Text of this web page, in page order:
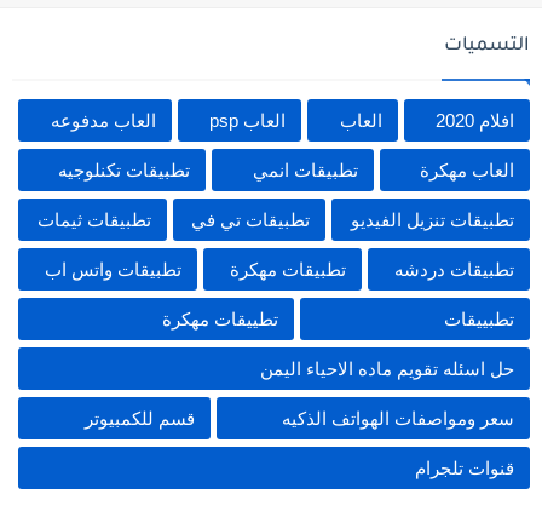
التسميات
افلام 2020 العاب العاب psp العاب مدفوعه
العاب مهكرة تطبيقات انمي تطبيقات تكنلوجيه
تطبيقات تنزيل الفيديو تطبيقات تي في تطبيقات ثيمات
تطبيقات دردشه تطبيقات مهكرة تطبيقات واتس اب
تطبييقات تطييقات مهكرة
حل اسئله تقويم ماده الاحياء اليمن
سعر ومواصفات الهواتف الذكيه قسم للكمبيوتر
قنوات تلجرام